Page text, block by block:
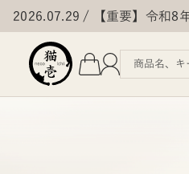
2026.07.29 【重要】令和8